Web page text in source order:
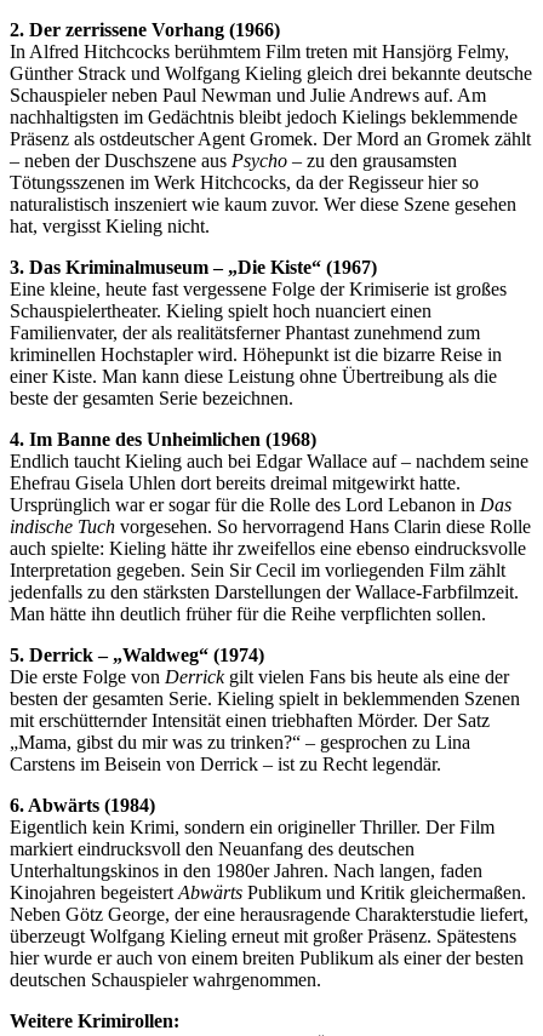
2. Der zerrissene Vorhang (1966)
In Alfred Hitchcocks berühmtem Film treten mit Hansjörg Felmy,
Günther Strack und Wolfgang Kieling gleich drei bekannte deutsche
Schauspieler neben Paul Newman und Julie Andrews auf. Am
nachhaltigsten im Gedächtnis bleibt jedoch Kielings beklemmende
Präsenz als ostdeutscher Agent Gromek. Der Mord an Gromek zählt
– neben der Duschszene aus Psycho – zu den grausamsten
Tötungsszenen im Werk Hitchcocks, da der Regisseur hier so
naturalistisch inszeniert wie kaum zuvor. Wer diese Szene gesehen
hat, vergisst Kieling nicht.
3. Das Kriminalmuseum – „Die Kiste“ (1967)
Eine kleine, heute fast vergessene Folge der Krimiserie ist großes
Schauspielertheater. Kieling spielt hoch nuanciert einen
Familienvater, der als realitätsferner Phantast zunehmend zum
kriminellen Hochstapler wird. Höhepunkt ist die bizarre Reise in
einer Kiste. Man kann diese Leistung ohne Übertreibung als die
beste der gesamten Serie bezeichnen.
4. Im Banne des Unheimlichen (1968)
Endlich taucht Kieling auch bei Edgar Wallace auf – nachdem seine
Ehefrau Gisela Uhlen dort bereits dreimal mitgewirkt hatte.
Ursprünglich war er sogar für die Rolle des Lord Lebanon in Das
indische Tuch vorgesehen. So hervorragend Hans Clarin diese Rolle
auch spielte: Kieling hätte ihr zweifellos eine ebenso eindrucksvolle
Interpretation gegeben. Sein Sir Cecil im vorliegenden Film zählt
jedenfalls zu den stärksten Darstellungen der Wallace-Farbfilmzeit.
Man hätte ihn deutlich früher für die Reihe verpflichten sollen.
5. Derrick – „Waldweg“ (1974)
Die erste Folge von Derrickgilt vielen Fans bis heute als eine der
besten der gesamten Serie. Kieling spielt in beklemmenden Szenen
mit erschütternder Intensität einen triebhaften Mörder. Der Satz
„Mama, gibst du mir was zu trinken?“ – gesprochen zu Lina
Carstens im Beisein von Derrick – ist zu Recht legendär.
6. Abwärts (1984)
Eigentlich kein Krimi, sondern ein origineller Thriller. Der Film
markiert eindrucksvoll den Neuanfang des deutschen
Unterhaltungskinos in den 1980er Jahren. Nach langen, faden
Kinojahren begeistert Abwärts Publikum und Kritik gleichermaßen.
Neben Götz George, der eine herausragende Charakterstudie liefert,
überzeugt Wolfgang Kieling erneut mit großer Präsenz. Spätestens
hier wurde er auch von einem breiten Publikum als einer der besten
deutschen Schauspieler wahrgenommen.
Weitere Krimirollen: